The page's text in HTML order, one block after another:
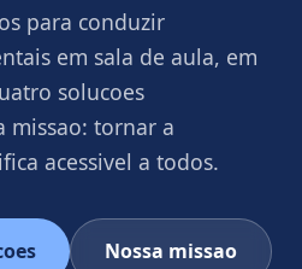
para conduzir
em sala de aula, em
solucoes
missao: tornar a
acessivel a todos.
Nossa missao